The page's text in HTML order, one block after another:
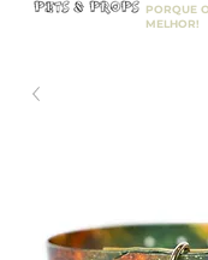
PORQUE
MELHOR!